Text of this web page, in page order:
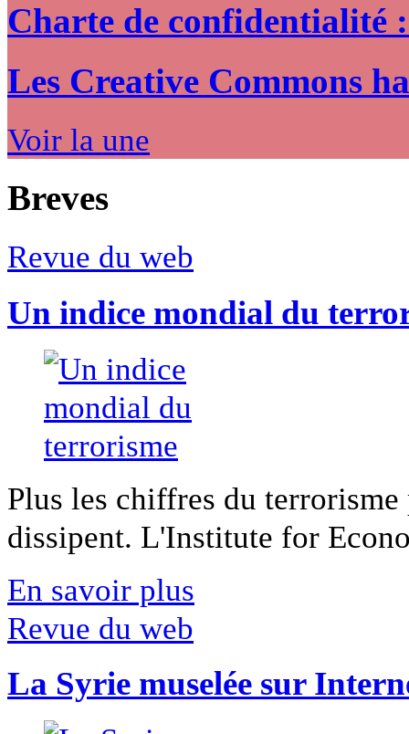
Charte de confidentialité
Les Creative Commons
Voir la une
Breves
Revue du web
Un indice mondial du
Plus les chiffres du
dissipent. L'Institute for
En savoir plus
Revue du web
La Syrie muselée sur